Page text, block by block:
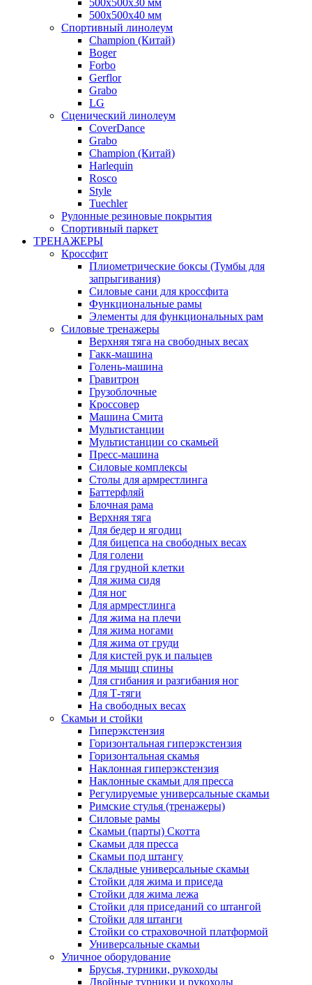
500х500х30 мм
500х500х40 мм
Спортивный линолеум
Champion (Китай)
Boger
Forbo
Gerflor
Grabo
LG
Сценический линолеум
CoverDance
Grabo
Champion (Китай)
Harlequin
Rosco
Style
Tuechler
Рулонные резиновые покрытия
Спортивный паркет
ТРЕНАЖЕРЫ
Кроссфит
Плиометрические боксы (Тумбы для
запрыгивания)
Силовые сани для кроссфита
Функциональные рамы
Элементы для функциональных рам
Силовые тренажеры
Верхняя тяга на свободных весах
Гакк-машина
Голень-машина
Гравитрон
Грузоблочные
Кроссовер
Машина Смита
Мультистанции
Мультистанции со скамьей
Пресс-машина
Силовые комплексы
Столы для армрестлинга
Баттерфляй
Блочная рама
Верхняя тяга
Для бедер и ягодиц
Для бицепса на свободных весах
Для голени
Для грудной клетки
Для жима сидя
Для ног
Для армрестлинга
Для жима на плечи
Для жима ногами
Для жима от груди
Для кистей рук и пальцев
Для мышц спины
Для сгибания и разгибания ног
Для Т-тяги
На свободных весах
Скамьи и стойки
Гиперэкстензия
Горизонтальная гиперэкстензия
Горизонтальная скамья
Наклонная гиперэкстензия
Наклонные скамьи для пресса
Регулируемые универсальные скамьи
Римские стулья (тренажеры)
Силовые рамы
Скамьи (парты) Скотта
Скамьи для пресса
Скамьи под штангу
Складные универсальные скамьи
Стойки для жима и приседа
Стойки для жима лежа
Стойки для приседаний со штангой
Стойки для штанги
Стойки со страховочной платформой
Универсальные скамьи
Уличное оборудование
Брусья, турники, рукоходы
Двойные турники и рукоходы